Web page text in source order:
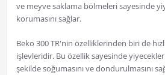
ve meyve saklama bölmeleri sayesinde
korumasını sağlar.
Beko 300 TR'nin özelliklerinden biri de
işlevleridir. Bu özellik sayesinde
şekilde soğumasını ve dondurulmasını